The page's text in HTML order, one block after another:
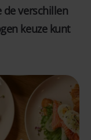
de verschillen
keuze kunt